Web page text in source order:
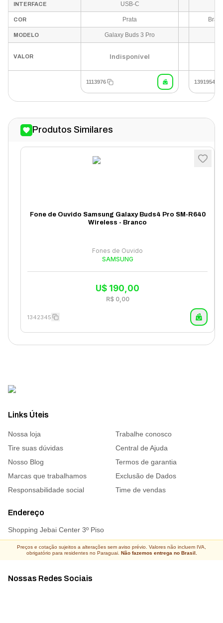
INTERFACE USB-C
COR Prata
MODELO Galaxy Buds 3 Pro
VALOR Indisponível
1113976 1391954
Produtos Similares
Fone de Ouvido Samsung Galaxy Buds4 Pro SM-R640
Wireless - Branco
Fones de Ouvido
SAMSUNG
U$ 190,00
R$ 0,00
1342345
Links Úteis
Nossa loja
Trabalhe conosco
Tire suas dúvidas
Central de Ajuda
Nosso Blog
Termos de garantia
Marcas que trabalhamos
Exclusão de Dados
Responsabilidade social
Time de vendas
Endereço
Shopping Jebai Center 3º Piso
Nossas Redes Sociais
Preços e cotação sujeitos a alterações sem aviso prévio. Valores não incluem IVA,
obrigatório para residentes no Paraguai. Não fazemos entrega no Brasil.